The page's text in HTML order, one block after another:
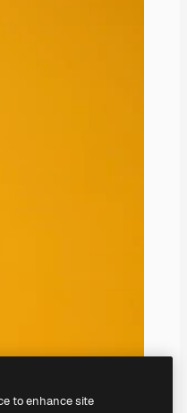
to enhance site